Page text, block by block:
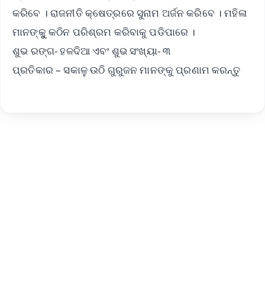
କରିବେ । ରାଜନୀତି କ୍ଷେତ୍ରରେ ସୁନାମ ଅର୍ଜନ କରିବେ । ମହିଳା
ମାନଙ୍କୁୁ କଠିନ ପରିଶ୍ରମ କରିବାକୁ ପଡିପାରେ ।
ଶୁଭ ରଙ୍ଗ- ହଳଦିଆ ଏବଂ ଶୁଭ ସଂଖ୍ୟା- ୩
ପ୍ରତିକାର – ସକାଳୁ ଉଠି ଗୁରୁଜନ ମାନଙ୍କୁ ପ୍ରଣାମ କରନ୍ତୁ